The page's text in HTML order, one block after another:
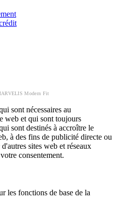
Modern Fit
sont nécessaires au
web et qui sont toujours
sont destinés à accroître le
à des fins de publicité directe ou
sites web et réseaux
consentement.
les fonctions de base de la